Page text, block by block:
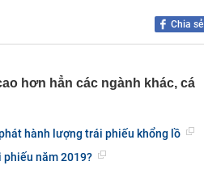
Apple hé lộ văn hóa dùng
một thành phố đẹp hơn cổ
đáng sống nhất hành tinh
ngột phát sinh 100 triệu
Chia sẻ
hơn hẳn các ngành khác, cá
hành lượng trái phiếu khổng lồ
phiếu năm 2019?